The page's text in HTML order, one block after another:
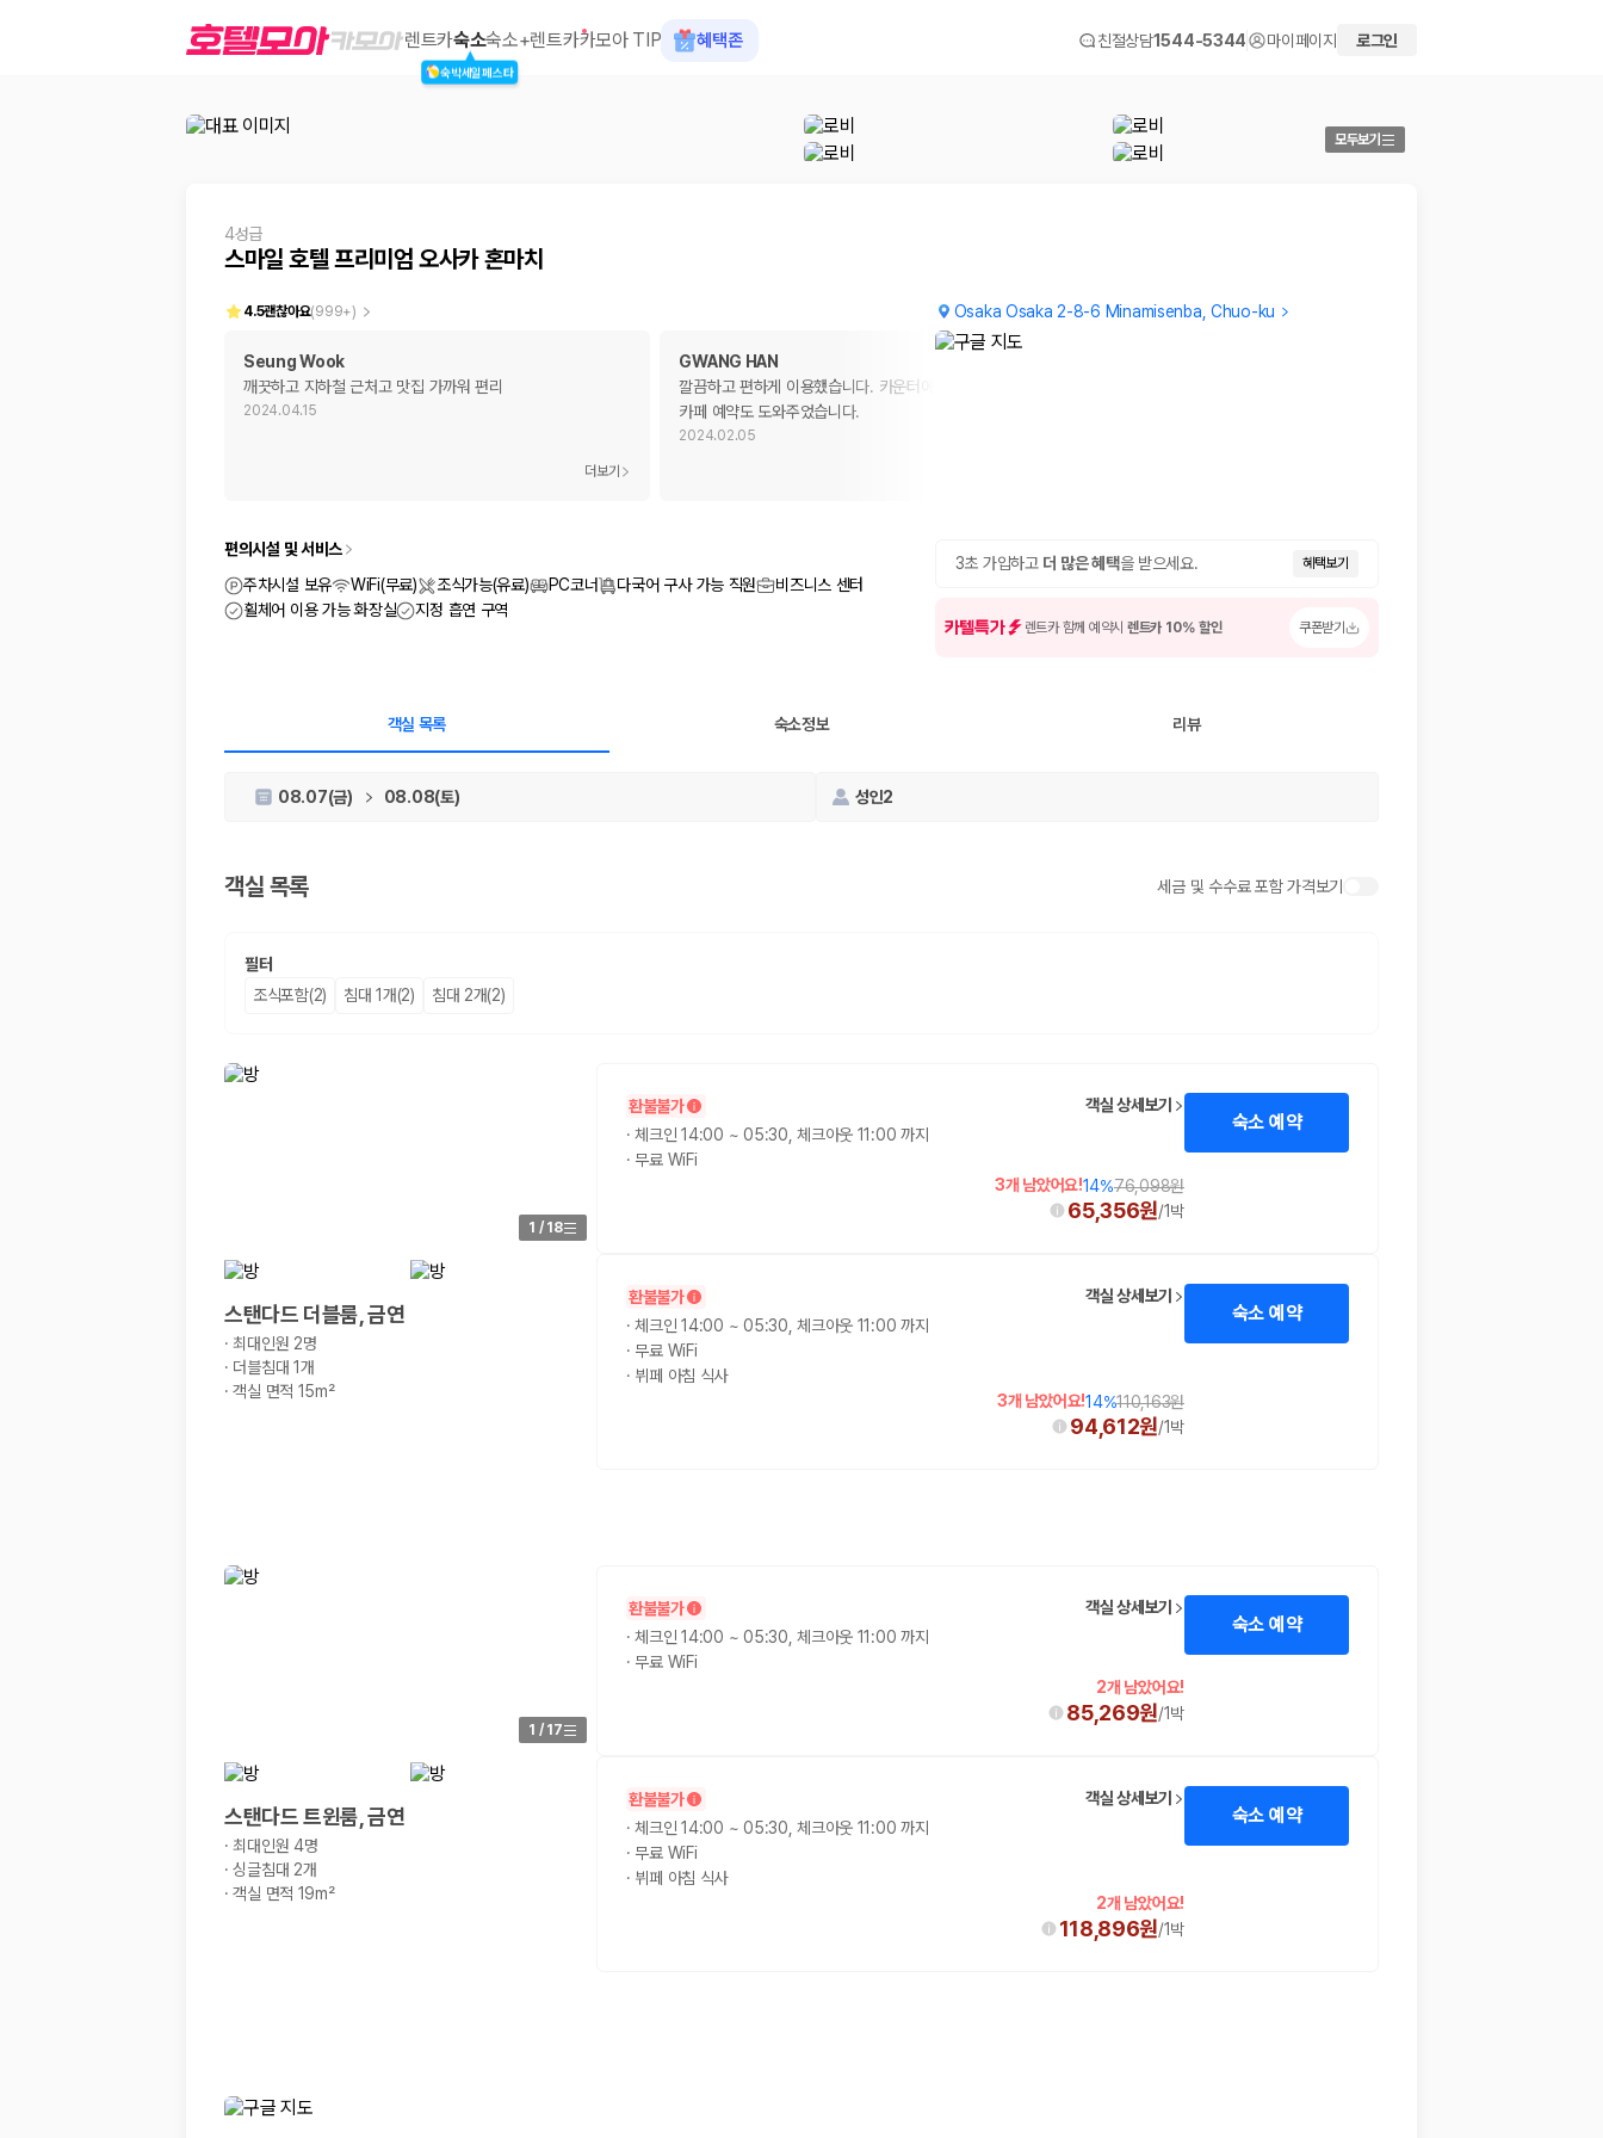
스마일 호텔 프리미엄 오사카 혼마치
제주렌트카 가격비교는 카모아에서 한 번에
경차, 소형, 준중형, 중형, SUV, 승합차 등 여행 인원에 맞는 차종별 가격을 비교합니다.
일반자차, 완전자차, 슈퍼자차의 면책금과 보상 한도를 비교합니다.
제주공항 인수 조건 비교:셔틀 이동, 인수 위치, 반납 편의성을 함께 확인합니다.
비교 후 원하는 차량을 바로 예약할 수 있습니다.
1. 단순 최저가가 아니라 실제 결제 조건을 비교하세요
제주렌트카 최저가는 차량 기본요금만으로 판단하기 어렵습니다. 보험 포함 여부, 면책금, 보상 한도, 옵션 비용, 취소 수수료를 함께 확인해야 실제로 저렴한 차량을 고를 수 있습니다.
완전자차와 슈퍼자차는 업체별 보장 범위가 다를 수 있습니다. 카모아에서는 제주 렌트카 가격과 함께 보험 조건을 비교해 여행 스타일에 맞는 보장 수준을 선택할 수 있습니다.
제주 렌트카는 차량 인수 위치와 셔틀 편의성에 따라 실제 이용 만족도가 달라집니다. 공항에서 렌트카 사무실까지의 이동 조건을 가격과 함께 비교하는 것이 좋습니다.
혼자 또는 2인 여행에 적합하며 제주 렌트카 최저가를 찾는 사용자가 가장 먼저 비교하는 차종입니다.
가족 여행, 짐이 많은 여행, 장거리 이동에 적합하며 보험 조건과 차량 연식을 함께 비교하는 것이 좋습니다.
단체 여행이나 4인 이상 가족 여행에 적합하며 인원수, 짐 공간, 보험 조건을 함께 확인해야 합니다.
제주렌트카 보험까지 비교해야 진짜 가격비교입니다
동일한 차량이라도 보험 조건에 따라 실제 부담 금액이 달라질 수 있습니다. 카모아는 제주 렌트카 가격뿐 아니라 일반자차, 완전자차, 슈퍼자차 조건을 함께 확인할 수 있도록 돕습니다.
사고 발생 시 일정 금액의 면책금이 발생할 수 있습니다.
제주렌트카 가격비교 자주 묻는 질문
Q. 제주렌트카 가격비교는 카모아에서 어떻게 하나요?
A. 대여일, 반납일, 인수 지역을 선택하면 제주도 렌트카 업체별 가격, 차종, 보험 조건, 예약 가능 차량을 한 번에 비교할 수 있습니다.
Q. 제주 렌트카 최저가는 무엇을 기준으로 비교해야 하나요?
렌트카숙소
숙박세일페스타
숙소+렌트카카모아 TIP 혜택존 친절상담1544-5344 마이페이지 로그인
모두보기
4성급
스마일 호텔 프리미엄 오사카 혼마치
Osaka Osaka 2-8-6 Minamisenba, Chuo-ku
4.5괜찮아요(999+)
Seung Wook
깨끗하고 지하철 근처고 맛집 가까워 편리
2024.04.15
더보기
GWANG HAN
깔끔하고 편하게 이용했습니다. 카운터에서 친절하게 부엉이
카페 예약도 도와주었습니다.
2024.02.05
3초 가입하고 더 많은 혜택을 받으세요. 혜택보기
카텔특가 렌트카 함께 예약시 렌트카 10% 할인 쿠폰받기
편의시설 및 서비스
주차시설 보유
WiFi(무료) 조식가능(유료) PC코너 다국어 구사 가능 직원
비즈니스 센터
휠체어 이용 가능 화장실
지정 흡연 구역
객실 목록 숙소정보 리뷰
08.07(금) 08.08(토) 성인2
객실 목록 세금 및 수수료 포함 가격보기
필터
조식포함(2)
침대 1개(2) 침대 2개(2)
1 / 18
스탠다드 더블룸, 금연
·최대인원 2명
· 더블침대 1개
·객실 면적 15m²
환불불가
객실 상세보기
·체크인 14:00 ~ 05:30, 체크아웃 11:00 까지
· 무료 WiFi
3개 남았어요!14%76,098원
65,356원/1박
숙소 예약
환불불가
객실 상세보기
·체크인 14:00 ~ 05:30, 체크아웃 11:00 까지
· 무료 WiFi
· 뷔페 아침 식사
3개 남았어요!14%110,163원
94,612원/1박
숙소 예약
1 / 17
스탠다드 트윈룸, 금연
·최대인원 4명
·싱글침대 2개
·객실 면적 19m²
환불불가
객실 상세보기
·체크인 14:00 ~ 05:30, 체크아웃 11:00 까지
· 무료 WiFi
2개 남았어요!
85,269원/1박
숙소 예약
환불불가
객실 상세보기
·체크인 14:00 ~ 05:30, 체크아웃 11:00 까지
· 무료 WiFi
· 뷔페 아침 식사
2개 남았어요!
118,896원/1박
숙소 예약